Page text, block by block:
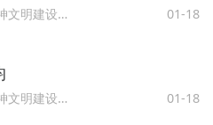
首都精神文明建设委员会办公室 01-18
首都精神文明建设委员会办公室 01-18